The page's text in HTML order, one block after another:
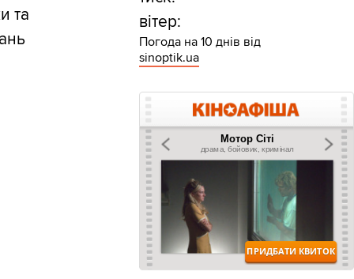
та
вітер:
Погода на 10 днів від
sinoptik.ua